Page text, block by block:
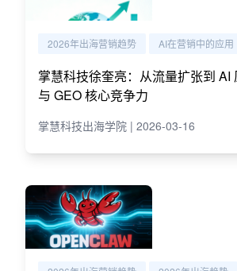
2026年出海营销趋势 AI在营销中的应用
掌慧科技徐奎亮：从流量扩张到 AI
与 GEO 核心竞争力
掌慧科技出海学院 | 2026-03-16